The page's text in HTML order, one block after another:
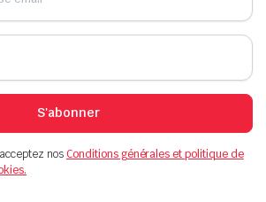
S'abonner
nosConditions générales et politique de